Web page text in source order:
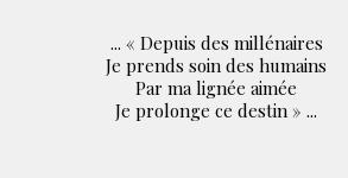
... « Depuis des millénaires
Je prends soin des humains
Par ma lignée aimée
Je prolonge ce destin » ...